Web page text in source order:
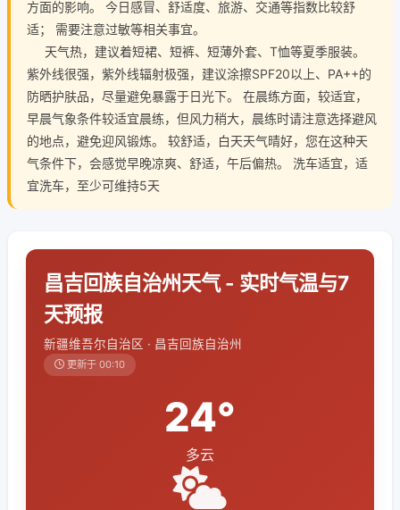
方面的影响。 今日感冒、舒适度、旅游、交通等指数比较舒
适； 需要注意过敏等相关事宜。
天气热，建议着短裙、短裤、短薄外套、T恤等夏季服装。
紫外线很强，紫外线辐射极强，建议涂擦SPF20以上、PA++的
防晒护肤品，尽量避免暴露于日光下。 在晨练方面，较适宜，
早晨气象条件较适宜晨练，但风力稍大，晨练时请注意选择避风
的地点，避免迎风锻炼。 较舒适，白天天气晴好，您在这种天
气条件下，会感觉早晚凉爽、舒适，午后偏热。 洗车适宜，适
宜洗车，至少可维持5天
昌吉回族自治州天气 - 实时气温与7
天预报
新疆维吾尔自治区 · 昌吉回族自治州
更新于 00:10
24°
多云